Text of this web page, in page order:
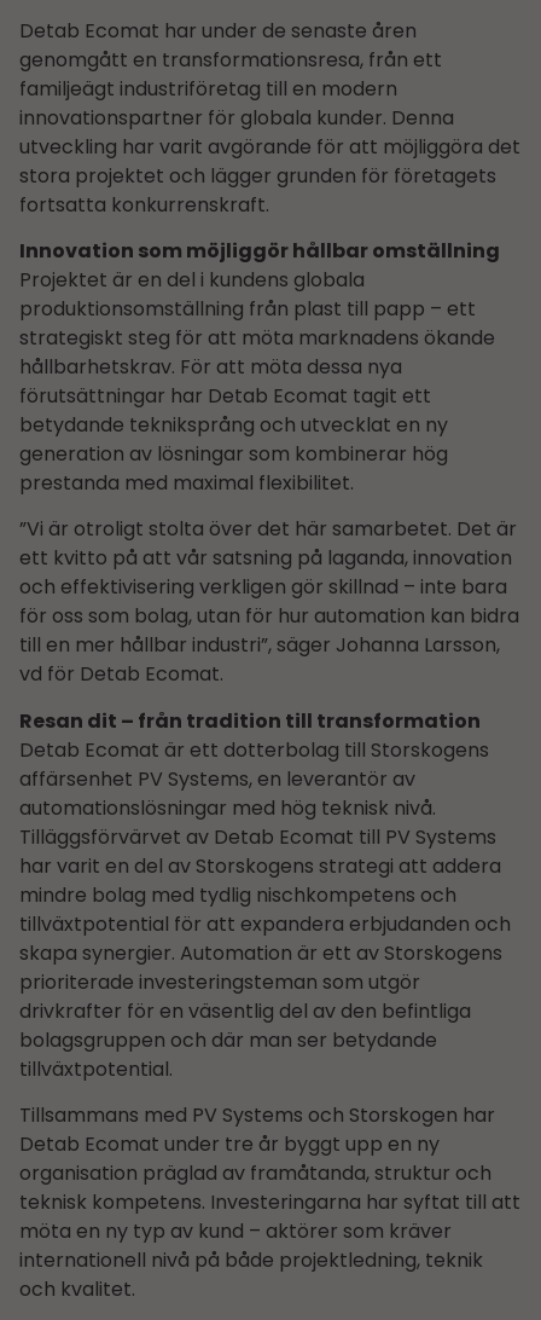
Detab Ecomat har under de senaste åren
genomgått en transformationsresa, från ett
familjeägt industriföretag till en modern
innovationspartner för globala kunder. Denna
utveckling har varit avgörande för att möjliggöra det
stora projektet och lägger grunden för företagets
fortsatta konkurrenskraft.
Innovation som möjliggör hållbar omställning
Projektet är en del i kundens globala
produktionsomställning från plast till papp – ett
strategiskt steg för att möta marknadens ökande
hållbarhets­krav. För att möta dessa nya
förutsättningar har Detab Ecomat tagit ett
betydande tekniksprång och utvecklat en ny
generation av lösningar som kombinerar hög
prestanda med maximal flexibilitet.
”Vi är otroligt stolta över det här samarbetet. Det är
ett kvitto på att vår satsning på laganda, innovation
och effektivisering verkligen gör skillnad – inte bara
för oss som bolag, utan för hur automation kan bidra
till en mer hållbar industri”, säger Johanna Larsson,
vd för Detab Ecomat.
Resan dit – från tradition till transformation
Detab Ecomat är ett dotterbolag till Storskogens
affärsenhet PV Systems, en leverantör av
automationslösningar med hög teknisk nivå.
Tilläggsförvärvet av Detab Ecomat till PV Systems
har varit en del av Storskogens strategi att addera
mindre bolag med tydlig nischkompetens och
tillväxtpotential för att expandera erbjudanden och
skapa synergier. Automation är ett av Storskogens
prioriterade investeringsteman som utgör
drivkrafter för en väsentlig del av den befintliga
bolagsgruppen och där man ser betydande
tillväxtpotential.
Tillsammans med PV Systems och Storskogen har
Detab Ecomat under tre år byggt upp en ny
organisation präglad av framåtanda, struktur och
teknisk kompetens. Investeringarna har syftat till att
möta en ny typ av kund – aktörer som kräver
internationell nivå på både projektledning, teknik
och kvalitet.